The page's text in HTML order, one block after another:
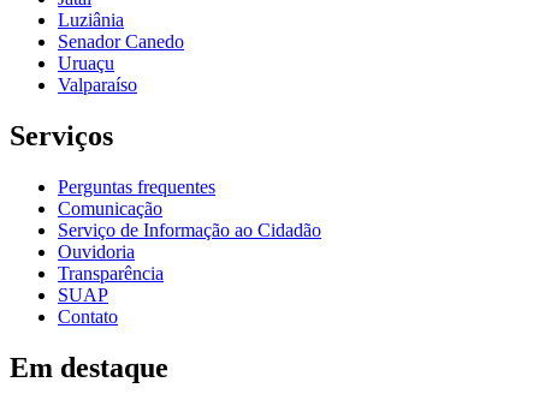
Luziânia
Senador Canedo
Uruaçu
Valparaíso
Serviços
Perguntas frequentes
Comunicação
Serviço de Informação ao Cidadão
Ouvidoria
Transparência
SUAP
Contato
Em destaque